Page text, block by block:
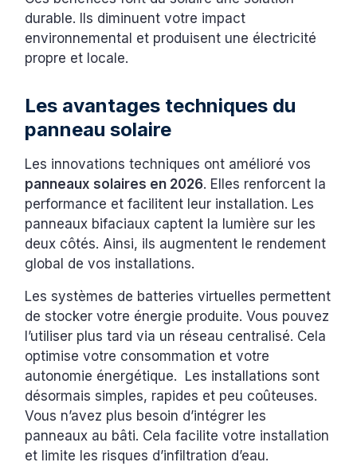
durable. Ils diminuent votre impact
environnemental et produisent une électricité
propre et locale.
Les avantages techniques du
panneau solaire
Les innovations techniques ont amélioré vos
panneaux solaires en 2026. Elles renforcent la
performance et facilitent leur installation. Les
panneaux bifaciaux captent la lumière sur les
deux côtés. Ainsi, ils augmentent le rendement
global de vos installations.
Les systèmes de batteries virtuelles permettent
de stocker votre énergie produite. Vous pouvez
l’utiliser plus tard via un réseau centralisé. Cela
optimise votre consommation et votre
autonomie énergétique. Les installations sont
désormais simples, rapides et peu coûteuses.
Vous n’avez plus besoin d’intégrer les
panneaux au bâti. Cela facilite votre installation
et limite les risques d’infiltration d’eau.